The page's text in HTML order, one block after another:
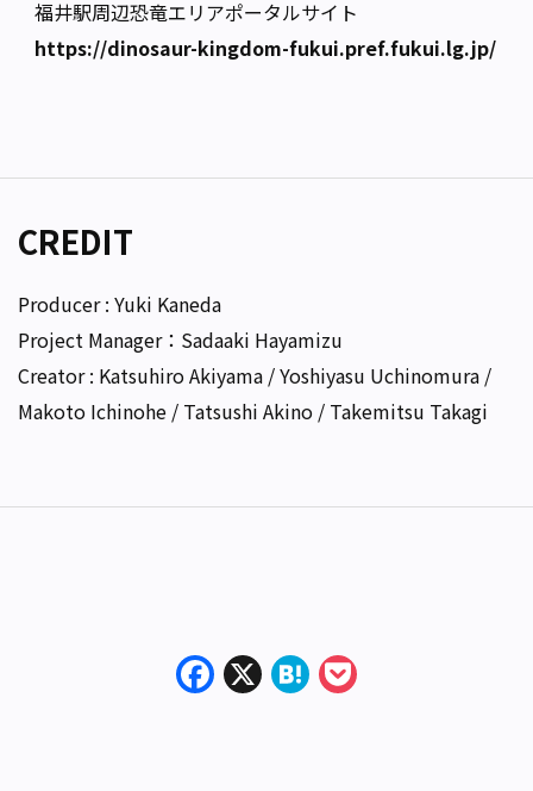
福井駅周辺恐竜エリアポータルサイト
https://dinosaur-kingdom-fukui.pref.fukui.lg.jp/
CREDIT
Producer : Yuki Kaneda
Project Manager：Sadaaki Hayamizu
Creator : Katsuhiro Akiyama / Yoshiyasu Uchinomura /
Makoto Ichinohe / Tatsushi Akino / Takemitsu Takagi
Facebook
X Hatena